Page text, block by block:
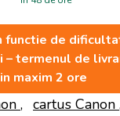
functie de
– termenul de
maxim 2 ore
, cartus Canon